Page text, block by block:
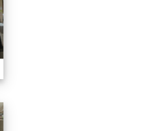
113學生音樂比賽